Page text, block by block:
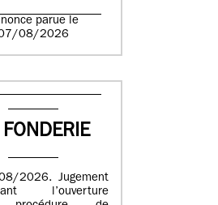
parue le
08/2026
FONDERIE
2026. Jugement
l’ouverture